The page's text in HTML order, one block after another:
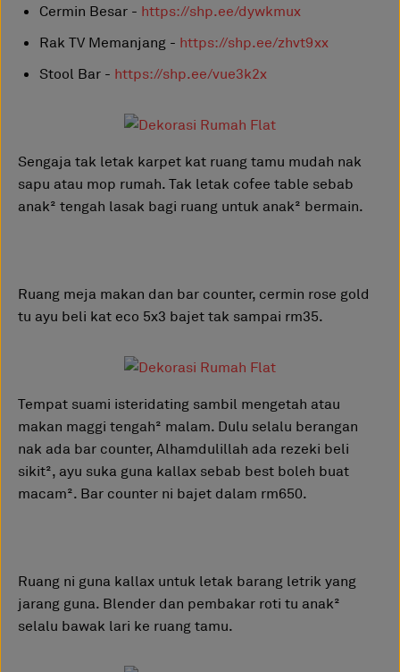
Cermin Besar - https://shp.ee/dywkmux
Rak TV Memanjang - https://shp.ee/zhvt9xx
Stool Bar - https://shp.ee/vue3k2x
Sengaja tak letak karpet kat ruang tamu mudah nak
sapu atau mop rumah. Tak letak cofee table sebab
anak² tengah lasak bagi ruang untuk anak² bermain.
Ruang meja makan dan bar counter, cermin rose gold
tu ayu beli kat eco 5x3 bajet tak sampai rm35.
Tempat suami isteridating sambil mengetah atau
makan maggi tengah² malam. Dulu selalu berangan
nak ada bar counter, Alhamdulillah ada rezeki beli
sikit², ayu suka guna kallax sebab best boleh buat
macam². Bar counter ni bajet dalam rm650.
Ruang ni guna kallax untuk letak barang letrik yang
jarang guna. Blender dan pembakar roti tu anak²
selalu bawak lari ke ruang tamu.